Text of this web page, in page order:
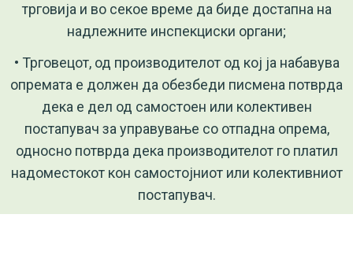
трговија и во секое време да биде достапна на
надлежните инспекциски органи;
• Трговецот, од производителот од кој ја набавува
опремата е должен да обезбеди писмена потврда
дека е дел од самостоен или колективен
постапувач за управување со отпадна опрема,
односно потврда дека производителот го платил
надоместокот кон самостојниот или колективниот
постапувач.